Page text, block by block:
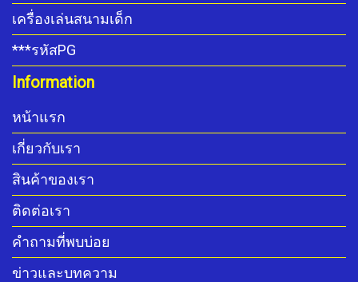
เครื่องเล่นสนามเด็ก
***รหัสPG
Information
หน้าแรก
เกี่ยวกับเรา
สินค้าของเรา
ติดต่อเรา
คำถามที่พบบ่อย
ข่าวและบทความ